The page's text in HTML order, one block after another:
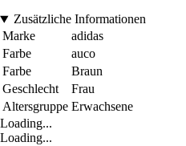
Zusätzliche Informationen
Marke
adidas
Farbe
auco
Farbe
Braun
Geschlecht
Frau
Altersgruppe Erwachsene
Loading...
Loading...